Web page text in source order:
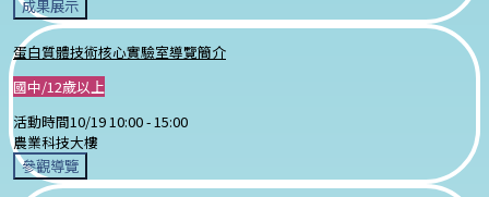
成果展示
蛋白質體技術核心實驗室導覽簡介
國中/12歲以上
活動時間10/19 10:00 -15:00
農業科技大樓
參觀導覽